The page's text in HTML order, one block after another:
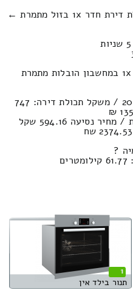
כמה עולה פירוק והרכבה של הובלת דירת חדר 1x בזול מתמרת ←
כמה יעלה לכם להעביר דירת חדר 1x במחשבון הובלות מתמרת
נפח הובלה (חפצים) : 20.78м³ / משקל תכולת דירה: 747
?
1
תנור בילד אין